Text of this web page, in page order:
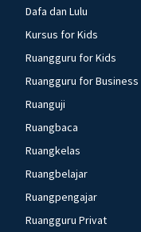
Dafa dan Lulu
Kursus for Kids
Ruangguru for Kids
Ruangguru for Business
Ruanguji
Ruangbaca
Ruangkelas
Ruangbelajar
Ruangpengajar
Ruangguru Privat